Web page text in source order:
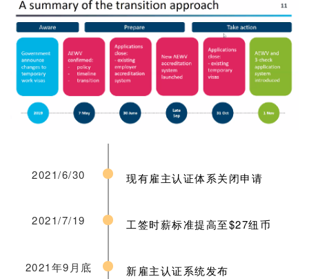
2021/6/30 现有雇主认证体系关闭申请
2021/7/19 工签时薪标准提高至$27纽币
2021年9月底 新雇主认证系统发布